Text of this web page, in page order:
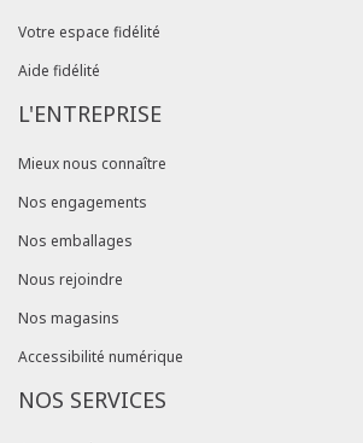
Votre espace fidélité
Aide fidélité
L'ENTREPRISE
Mieux nous connaître
Nos engagements
Nos emballages
Nous rejoindre
Nos magasins
Accessibilité numérique
NOS SERVICES